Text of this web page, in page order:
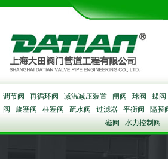
调节阀 再循环阀 减温减压装置 闸阀 球阀 蝶阀
阀
旋塞阀 柱塞阀 疏水阀 过滤器 平衡阀 隔膜
磁阀
水力控制阀